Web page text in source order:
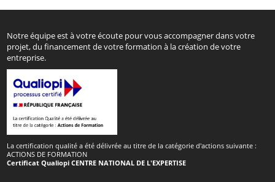
Notre équipe est à votre écoute pour vous accompagner dans votre
projet, du financement de votre formation à la création de votre
entreprise.
La certification qualité a été délivrée au titre de la catégorie d'actions suivante :
ACTIONS DE FORMATION
Certificat Qualiopi CENTRE NATIONAL DE L'EXPERTISE